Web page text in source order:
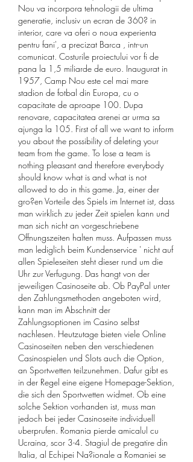
Nou va incorpora tehnologii de ultima
generatie, inclusiv un ecran de 360? in
interior, care va oferi o noua experienta
pentru fani', a precizat Barca , intr-un
comunicat. Costurile proiectului vor fi de
pana la 1,5 miliarde de euro. Inaugurat in
1957, Camp Nou este cel mai mare
stadion de fotbal din Europa, cu o
capacitate de aproape 100. Dupa
renovare, capacitatea arenei ar urma sa
ajunga la 105. First of all we want to inform
you about the possibility of deleting your
team from the game. To lose a team is
nothing pleasant and therefore everybody
should know what is and what is not
allowed to do in this game. Ja, einer der
gro?en Vorteile des Spiels im Internet ist, dass
man wirklich zu jeder Zeit spielen kann und
man sich nicht an vorgeschriebene
Offnungszeiten halten muss. Aufpassen muss
man lediglich beim Kundenservice ' nicht auf
allen Spieleseiten steht dieser rund um die
Uhr zur Verfugung. Das hangt von der
jeweiligen Casinoseite ab. Ob PayPal unter
den Zahlungsmethoden angeboten wird,
kann man im Abschnitt der
Zahlungsoptionen im Casino selbst
nachlesen. Heutzutage bieten viele Online
Casinoseiten neben den verschiedenen
Casinospielen und Slots auch die Option,
an Sportwetten teilzunehmen. Dafur gibt es
in der Regel eine eigene Homepage-Sektion,
die sich den Sportwetten widmet. Ob eine
solche Sektion vorhanden ist, muss man
jedoch bei jeder Casinoseite individuell
uberprufen. Romania pierde amicalul cu
Ucraina, scor 3-4. Stagiul de pregatire din
Italia, al Echipei Na?ionale a Romaniei se